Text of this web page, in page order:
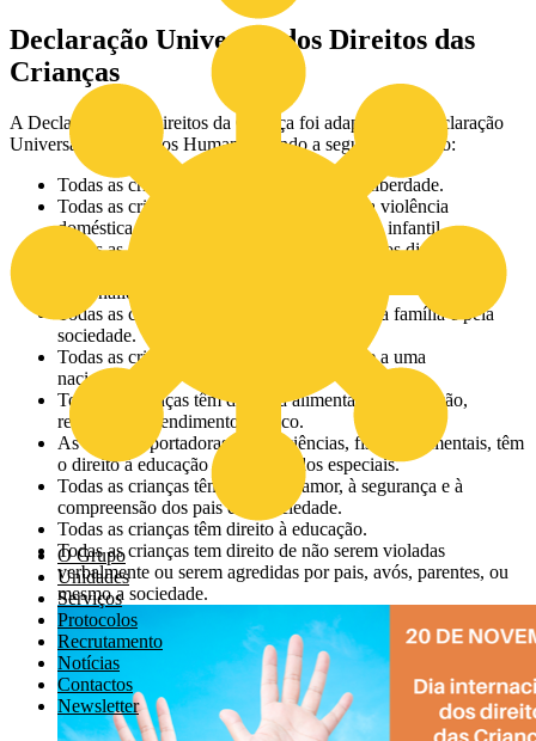
O Grupo
Unidades
Serviços
Protocolos
Recrutamento
Notícias
Contactos
Newsletter
Declaração Universal dos Direitos das
Crianças
A Declaração dos Direitos da Criança foi adaptada da Declaração
Universal dos Direitos Humanos, tendo a seguinte redação:
Todas as crianças têm o direito à vida e à liberdade.
Todas as crianças devem ser protegidas da violência
doméstica, do tráfico humano e do trabalho infantil.
Todas as crianças são iguais e têm os mesmos direitos, não
nacionalidade.
Todas as crianças devem ser protegidas pela família e pela
sociedade.
Todas as crianças têm direito a um nome e a uma
nacionalidade.
Todas as crianças têm direito a alimentação, habitação,
recreação e atendimento médico.
As crianças portadoras de deficiências, físicas ou mentais, têm
o direito à educação e aos cuidados especiais.
Todas as crianças têm direito ao amor, à segurança e à
compreensão dos pais e da sociedade.
Todas as crianças têm direito à educação.
Todas as crianças tem direito de não serem violadas
verbalmente ou serem agredidas por pais, avós, parentes, ou
mesmo a sociedade.